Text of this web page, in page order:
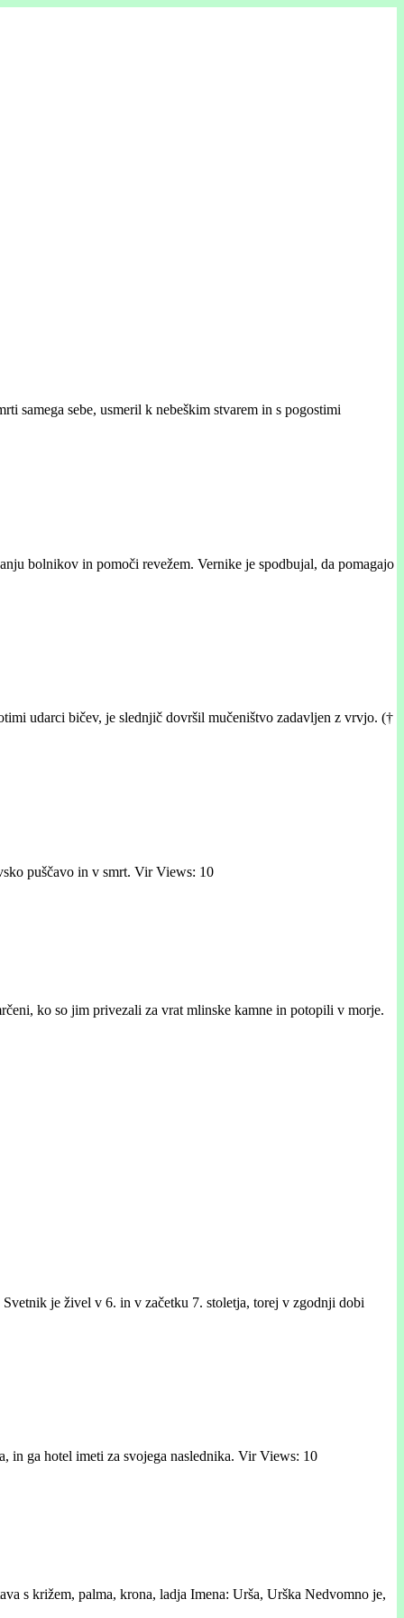
sebe, usmeril k nebeškim stvarem in s pogostimi
bolnikov in pomoči revežem. Vernike je spodbujal, da pomagajo
udarci bičev, je slednjič dovršil mučeništvo zadavljen z vrvjo. (†
puščavo in v smrt. Vir Views: 10
ko so jim privezali za vrat mlinske kamne in potopili v morje.
je živel v 6. in v začetku 7. stoletja, torej v zgodnji dobi
in ga hotel imeti za svojega naslednika. Vir Views: 10
s križem, palma, krona, ladja Imena: Urša, Urška Nedvomno je,